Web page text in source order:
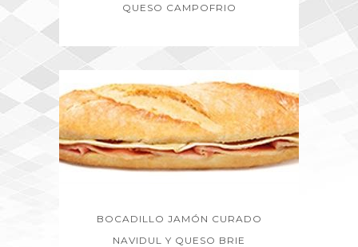
QUESO CAMPOFRIO
BOCADILLO JAMÓN CURADO
NAVIDUL Y QUESO BRIE